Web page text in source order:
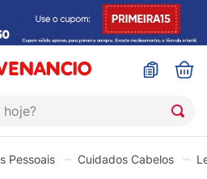
Pessoais Cuidados Cabelos